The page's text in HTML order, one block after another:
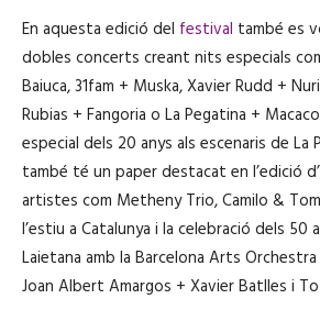
En aquesta edició del festival també es
dobles concerts creant nits especials
Baiuca, 31fam + Muska, Xavier Rudd +
Rubias + Fangoria o La Pegatina +
especial dels 20 anys als escenaris de La
també té un paper destacat en l’edició
artistes com Metheny Trio, Camilo &
l’estiu a Catalunya i la celebració dels 50
Laietana amb la Barcelona Arts
Joan Albert Amargos + Xavier Batlles i